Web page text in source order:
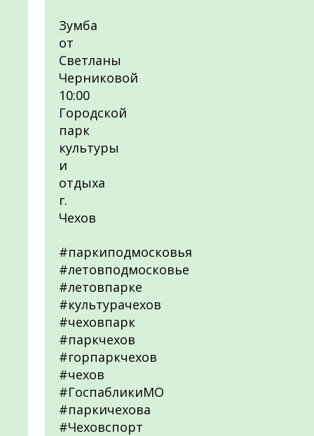
Зумба
от
Светланы
Черниковой
10:00
Городской
парк
культуры
и
отдыха
г.
Чехов
#паркиподмосковья
#летовподмосковье
#летовпарке
#культурачехов
#чеховпарк
#паркчехов
#горпаркчехов
#чехов
#ГоспабликиМО
#паркичехова
#Чеховспорт